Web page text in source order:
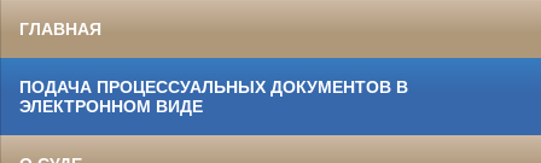
ГЛАВНАЯ
ПОДАЧА ПРОЦЕССУАЛЬНЫХ ДОКУМЕНТОВ В
ЭЛЕКТРОННОМ ВИДЕ